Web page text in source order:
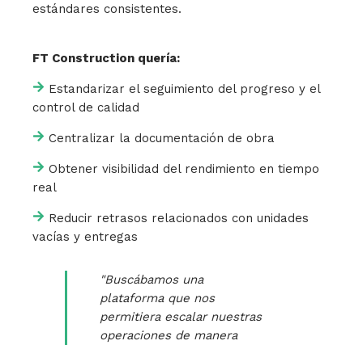
estándares consistentes.
FT Construction quería:
Estandarizar el seguimiento del progreso y el
control de calidad
Centralizar la documentación de obra
Obtener visibilidad del rendimiento en tiempo
real
Reducir retrasos relacionados con unidades
vacías y entregas
"Buscábamos una
plataforma que nos
permitiera escalar nuestras
operaciones de manera